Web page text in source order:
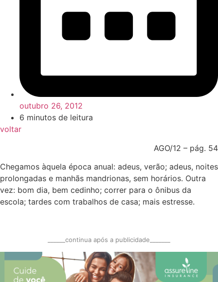
outubro 26, 2012
6 minutos de leitura
voltar
AGO/12 – pág. 54
Chegamos àquela época anual: adeus, verão; adeus, noites
prolongadas e manhãs mandrionas, sem horários. Outra
vez: bom dia, bem cedinho; correr para o ônibus da
escola; tardes com trabalhos de casa; mais estresse.
______continua após a publicidade_______